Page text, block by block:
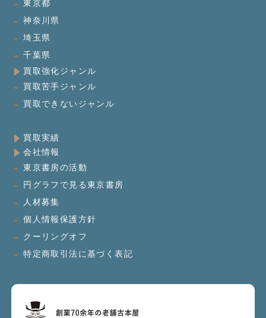
東京都
神奈川県
埼玉県
千葉県
買取強化ジャンル
買取苦手ジャンル
買取できないジャンル
買取実績
会社情報
東京書房の活動
円グラフで見る東京書房
人材募集
個人情報保護方針
クーリングオフ
特定商取引法に基づく表記